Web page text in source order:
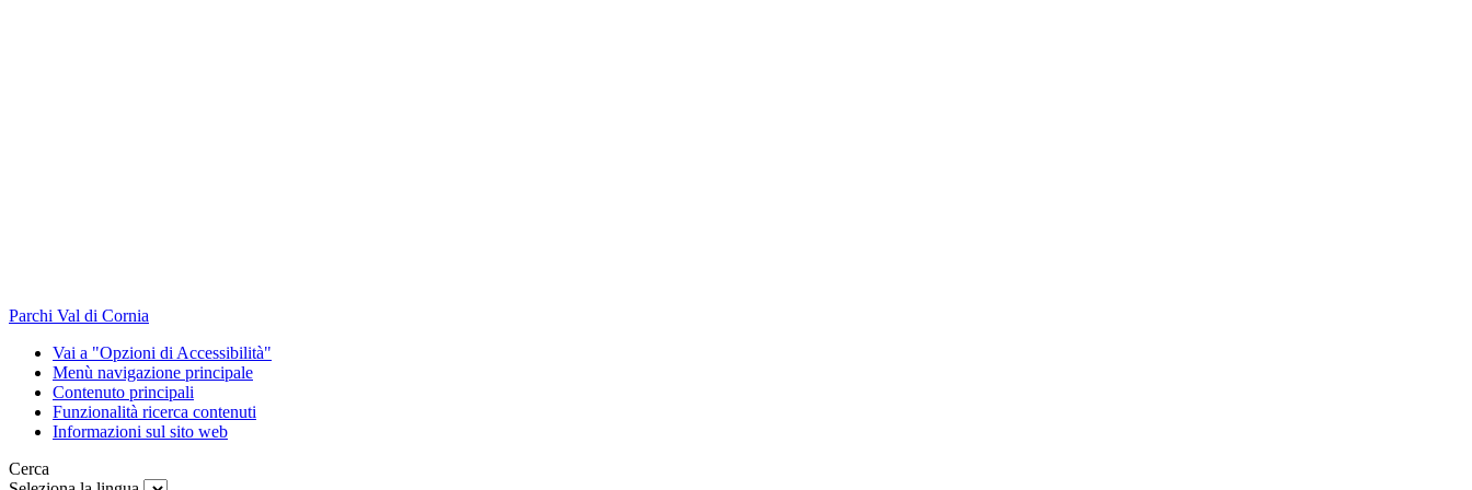
Parchi Val di Cornia
Vai a "Opzioni di Accessibilità"
Menù navigazione principale
Contenuto principali
Funzionalità ricerca contenuti
Informazioni sul sito web
Cerca